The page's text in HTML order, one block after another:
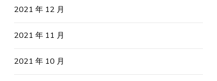
2021 年 12 月
2021 年 11 月
2021 年 10 月